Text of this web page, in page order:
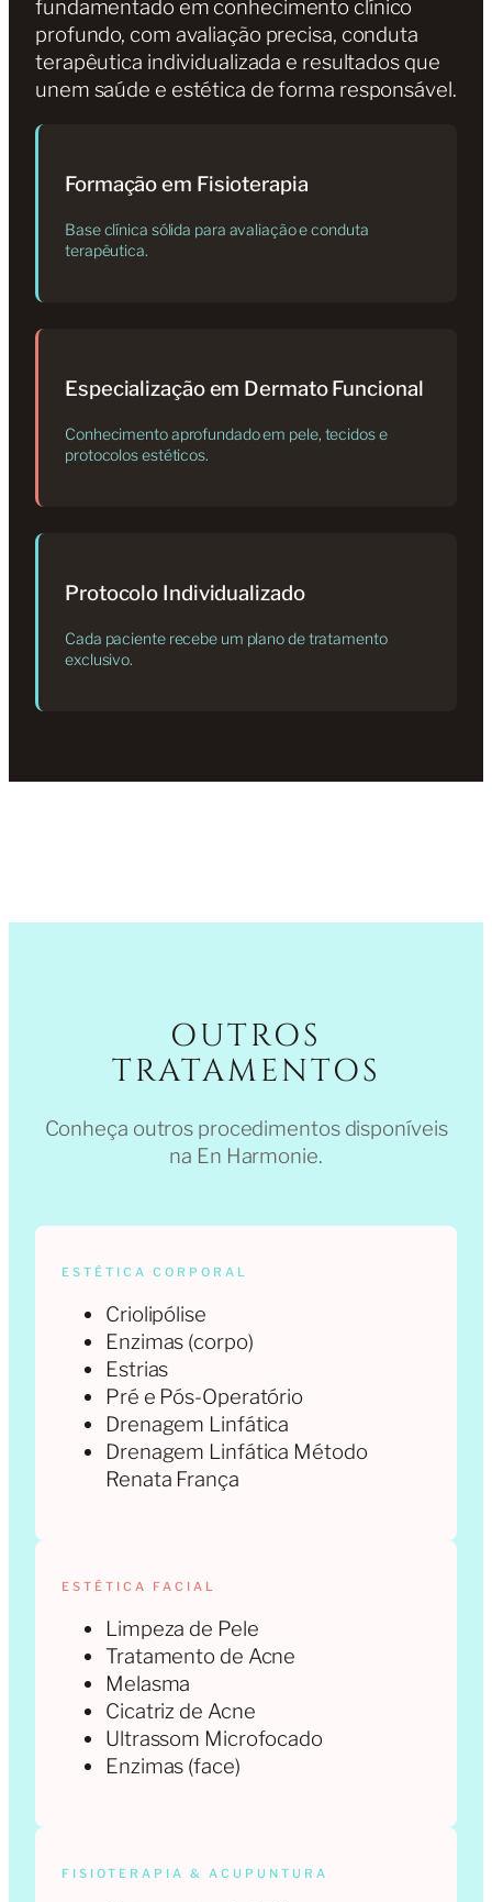
fundamentado em conhecimento clínico
profundo, com avaliação precisa, conduta
terapêutica individualizada e resultados que
unem saúde e estética de forma responsável.
Formação em Fisioterapia
Base clínica sólida para avaliação e conduta
terapêutica.
Especialização em Dermato Funcional
Conhecimento aprofundado em pele, tecidos e
protocolos estéticos.
Protocolo Individualizado
Cada paciente recebe um plano de tratamento
exclusivo.
OUTROS
TRATAMENTOS
Conheça outros procedimentos disponíveis
na En Harmonie.
ESTÉTICA CORPORAL
Criolipólise
Enzimas (corpo)
Estrias
Pré e Pós-Operatório
Drenagem Linfática
Drenagem Linfática Método
Renata França
ESTÉTICA FACIAL
Limpeza de Pele
Tratamento de Acne
Melasma
Cicatriz de Acne
Ultrassom Microfocado
Enzimas (face)
FISIOTERAPIA & ACUPUNTURA